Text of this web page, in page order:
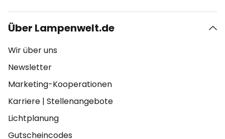
Über Lampenwelt.de
Wir über uns
Newsletter
Marketing-Kooperationen
Karriere | Stellenangebote
Lichtplanung
Gutscheincodes